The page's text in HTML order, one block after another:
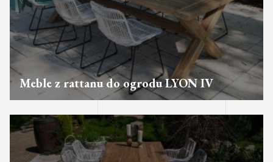
Meble z rattanu do ogrodu LYON IV